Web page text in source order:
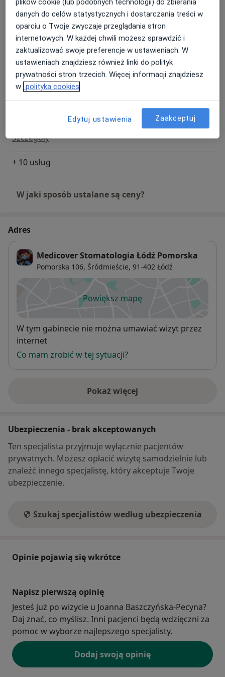
Fluoryzacja zębów
Szczegóły
Lakierowanie zębów
Szczegóły
Leczenie chorób dziąseł
Leczenie nadwrażliwości zębów
Szczegóły
+ 10 usług
W jaki sposób ustalane są ceny?
Adres
Medicover Stomatologia Łódź Pomorska
Pomorska 106, Śródmieście, 91-402 Łódź
Powiększ mapęotwiera się w nowej karcie
Dostępność
W tym gabinecie nie można umawiać wizyt przez
internet
Co mam zrobić w tej sytuacji?
Pokaż więcej
o adresie
Ubezpieczenia - brak akceptowanych
Ten specjalista przyjmuje wyłącznie pacjentów
prywatnych. Możesz opłacić wizytę samodzielnie lub
znaleźć innego specjalistę, który akceptuje Twoje
ubezpieczenie.
Szukaj specjalistów według ubezpieczenia
Opinie pojawią się wkrótce
Napisz pierwszą opinię
Jesteś już po wizycie u Joanna Baszczyńska-Pecyna?
Daj znać, co myślisz. Inni pacjenci będą wdzięczni za
pomoc w wyborze najlepszego specjalisty.
Dodaj swoją opinię
plików cookie (lub podobnych technologii) do zbierania
danych do celów statystycznych i dostarczania treści w
oparciu o Twoje zwyczaje przeglądania stron
internetowych. W każdej chwili możesz sprawdzić i
zaktualizować swoje preferencje w ustawieniach. W
ustawieniach znajdziesz również linki do polityk
prywatności stron trzecich. Więcej informacji znajdziesz
w polityka cookies
Edytuj ustawienia Zaakceptuj